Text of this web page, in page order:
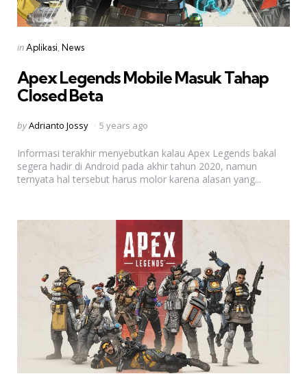
Categories
Posted
inAplikasi News
Apex Legends Mobile Masuk Tahap
Closed Beta
Posted
byAdrianto Jossy 5 years ago
Informasi terakhir menyebutkan kalau Apex Legends bakal
segera hadir di Android pada akhir tahun 2020, namun
ternyata hal tersebut harus molor karena alasan yang...